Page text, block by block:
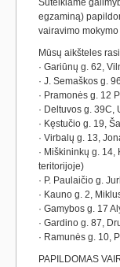
Suteikiame
egzaminą)
vairavimo
Mūsų aikšteles
· Gariūnų g. 62,
· J. Semaškos g.
· Pramonės g. 12
· Deltuvos g. 39C,
· Kęstučio g. 19,
· Virbalų g. 13,
· Miškininkų g.
teritorijoje)
· P. Paulaičio g.
· Kauno g. 2,
· Gamybos g. 17
· Gardino g. 87,
· Ramunės g. 10,
PAPILDOMAS